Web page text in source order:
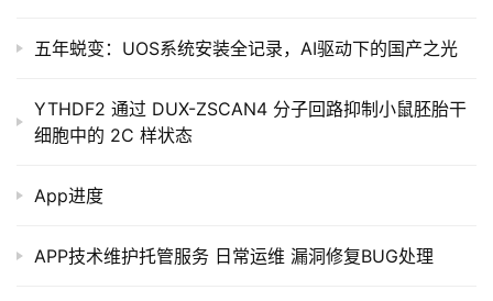
五年蜕变：UOS系统安装全记录，AI驱动下的国产之光
YTHDF2 通过 DUX-ZSCAN4 分子回路抑制小鼠胚胎干
细胞中的 2C 样状态
App进度
APP技术维护托管服务 日常运维 漏洞修复BUG处理